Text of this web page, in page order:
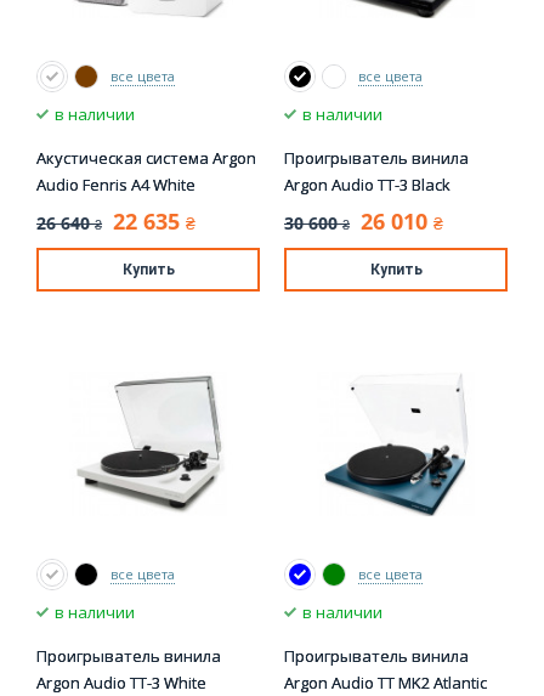
все цвета
в наличии
Акустическая система Argon
Audio Fenris A4 White
26 640 ₴ 22 635 ₴
Купить
все цвета
в наличии
Проигрыватель винила
Argon Audio TT-3 Black
30 600 ₴ 26 010 ₴
Купить
все цвета
в наличии
Проигрыватель винила
Argon Audio TT-3 White
все цвета
в наличии
Проигрыватель винила
Argon Audio TT MK2 Atlantic